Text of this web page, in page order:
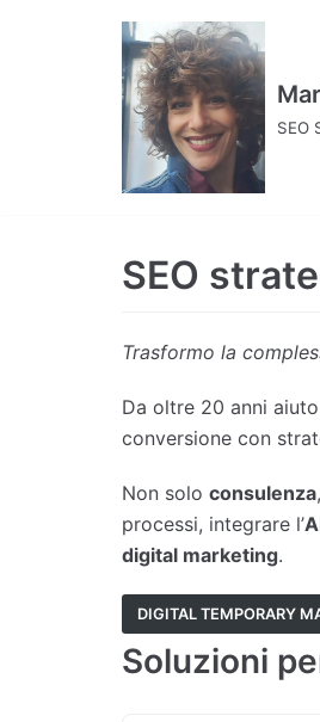
SEO
SEO
Trasformo la
Da oltre 20 anni
conversione con
Non solo consulenza
processi, integrare l’
digital marketing.
DIGITAL TEMPORARY
Soluzioni